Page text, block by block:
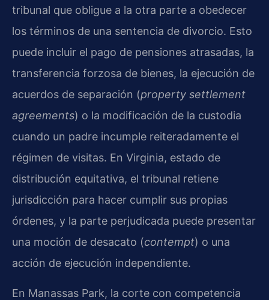
tribunal que obligue a la otra parte a obedecer
los términos de una sentencia de divorcio. Esto
puede incluir el pago de pensiones atrasadas, la
transferencia forzosa de bienes, la ejecución de
acuerdos de separación (property settlement
agreements) o la modificación de la custodia
cuando un padre incumple reiteradamente el
régimen de visitas. En Virginia, estado de
distribución equitativa, el tribunal retiene
jurisdicción para hacer cumplir sus propias
órdenes, y la parte perjudicada puede presentar
una moción de desacato (contempt) o una
acción de ejecución independiente.
En Manassas Park, la corte con competencia